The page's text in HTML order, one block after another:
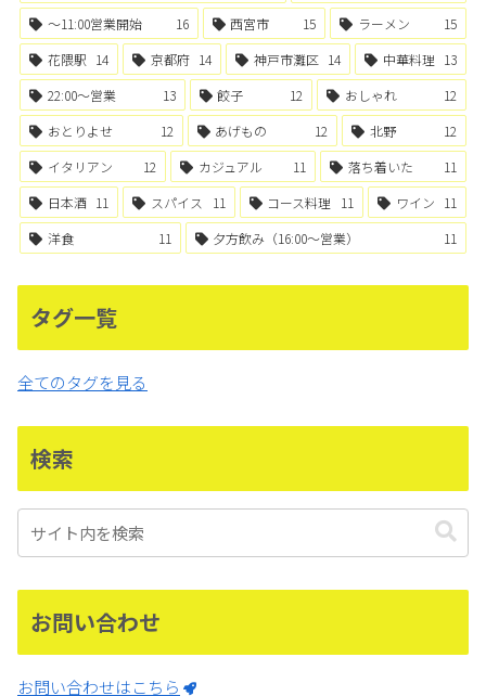
〜11:00営業開始
16 西宮市 15 ラーメン
15
花隈駅 14 京都府 14 神戸市灘区 14 中華料理 13
22:00〜営業
13 餃子 12 おしゃれ
12
おとりよせ
12 あげもの 12 北野
12
イタリアン
12 カジュアル 11 落ち着いた
11
日本酒 11 スパイス 11 コース料理 11 ワイン 11
洋食
11 夕方飲み（16:00〜営業） 11
タグ一覧
全てのタグを見る
検索
お問い合わせ
お問い合わせはこちら